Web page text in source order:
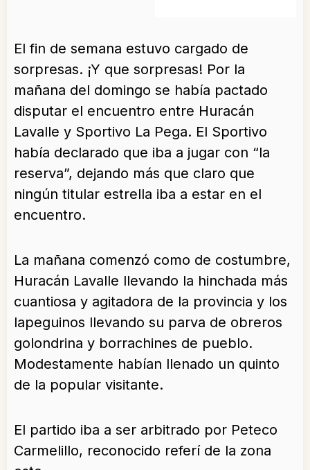
El fin de semana estuvo cargado de
sorpresas. ¡Y que sorpresas! Por la
mañana del domingo se había pactado
disputar el encuentro entre Huracán
Lavalle y Sportivo La Pega. El Sportivo
había declarado que iba a jugar con “la
reserva”, dejando más que claro que
ningún titular estrella iba a estar en el
encuentro.
La mañana comenzó como de costumbre,
Huracán Lavalle llevando la hinchada más
cuantiosa y agitadora de la provincia y los
lapeguinos llevando su parva de obreros
golondrina y borrachines de pueblo.
Modestamente habían llenado un quinto
de la popular visitante.
El partido iba a ser arbitrado por Peteco
Carmelillo, reconocido referí de la zona